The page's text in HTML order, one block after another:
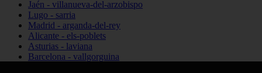
Jaén - villanueva-del-arzobispo
Lugo - sarria
Madrid - arganda-del-rey
Alicante - els-poblets
Asturias - laviana
Barcelona - vallgorguina